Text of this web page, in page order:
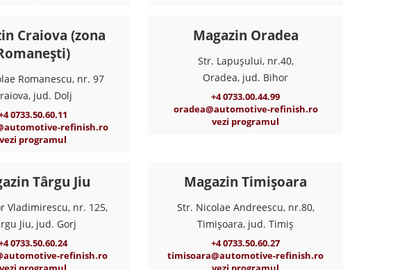
Craiova (zona
Romanescu, nr. 97
jud. Dolj
0733.50.60.11
refinish.ro
vezi programul
Magazin Oradea
Str. Lapușului, nr.40,
Oradea, jud. Bihor
+4 0733.00.44.99
oradea@automotive-refinish.ro
vezi programul
Târgu Jiu
Vladimirescu, nr. 125,
Jiu, jud. Gorj
0733.50.60.24
refinish.ro
Magazin Timișoara
Str. Nicolae Andreescu, nr.80,
Timișoara, jud. Timiș
+4 0733.50.60.27
timisoara@automotive-refinish.ro